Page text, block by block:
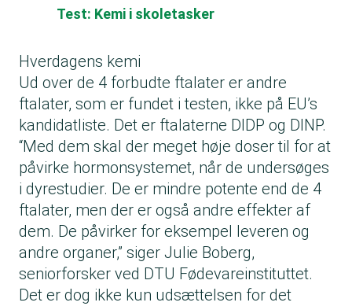
Test: Kemi i skoletasker
Hverdagens kemi
Ud over de 4 forbudte ftalater er andre
ftalater, som er fundet i testen, ikke på EU’s
kandidatliste. Det er ftalaterne DIDP og DINP.
“Med dem skal der meget høje doser til for at
påvirke hormonsystemet, når de undersøges
i dyrestudier. De er mindre potente end de 4
ftalater, men der er også andre effekter af
dem. De påvirker for eksempel leveren og
andre organer,” siger Julie Boberg,
seniorforsker ved DTU Fødevareinstituttet.
Det er dog ikke kun udsættelsen for det